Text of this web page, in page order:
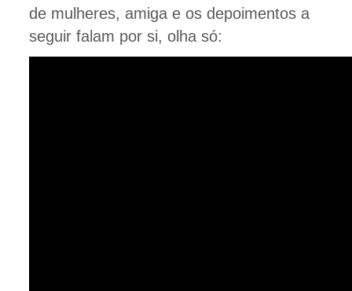
de mulheres, amiga e os depoimentos a
seguir falam por si, olha só: